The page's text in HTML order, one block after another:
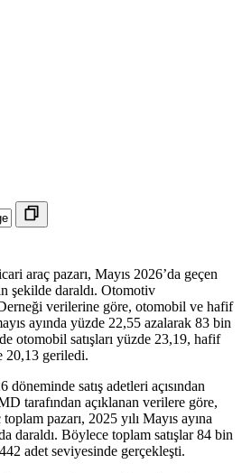
araç pazarı, Mayıs 2026’da geçen
şekilde daraldı. Otomotiv
verilerine göre, otomobil ve hafif
ayında yüzde 22,55 azalarak 83 bin
otomobil satışları yüzde 23,19, hafif
20,13 geriledi.
satış adetleri açısından
tarafından açıklanan verilere göre,
pazarı, 2025 yılı Mayıs ayına
daraldı. Böylece toplam satışlar 84 bin
adet seviyesinde gerçekleşti.